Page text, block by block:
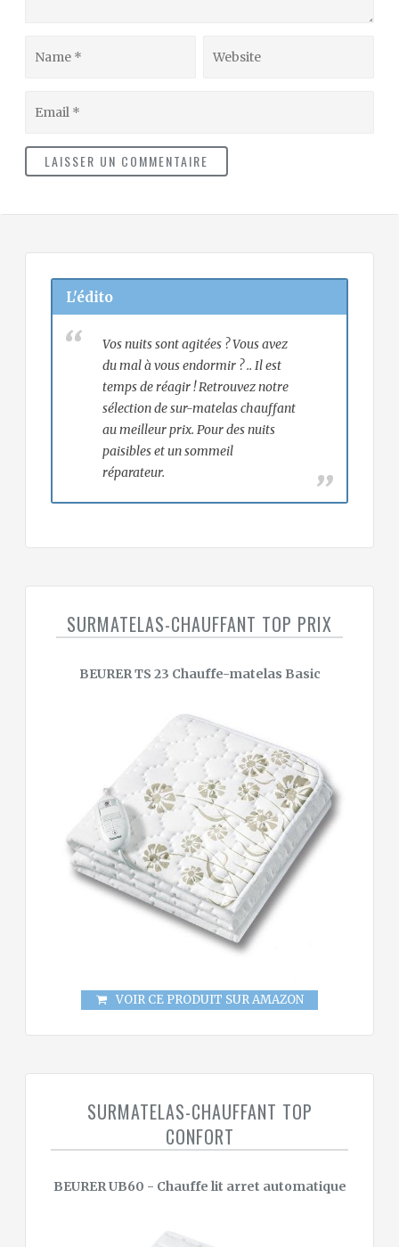
L'édito
Vos nuits sont agitées ? Vous avez
du mal à vous endormir ? .. Il est
temps de réagir ! Retrouvez notre
sélection de sur-matelas chauffant
au meilleur prix. Pour des nuits
paisibles et un sommeil
réparateur.
SURMATELAS-CHAUFFANT TOP PRIX
BEURER TS 23 Chauffe-matelas Basic
VOIR CE PRODUIT SUR AMAZON
SURMATELAS-CHAUFFANT TOP
CONFORT
BEURER UB60 - Chauffe lit arret automatique